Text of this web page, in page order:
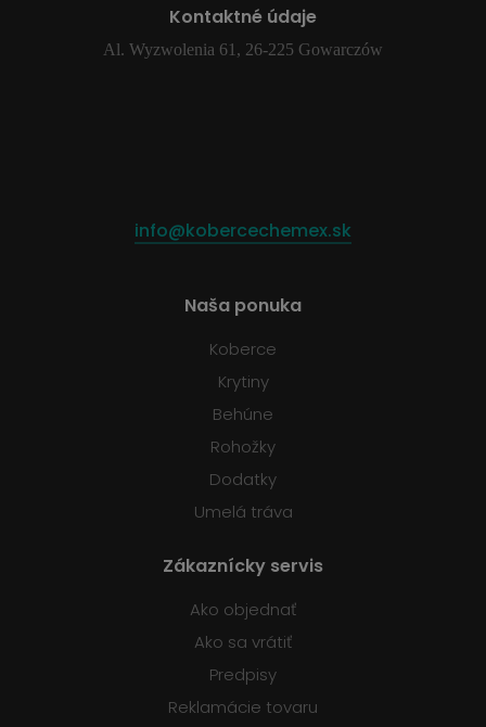
Kontaktné údaje
Al. Wyzwolenia 61, 26-225 Gowarczów
info@kobercechemex.sk
Naša ponuka
Koberce
Krytiny
Behúne
Rohožky
Dodatky
Umelá tráva
Zákaznícky servis
Ako objednať
Ako sa vrátiť
Predpisy
Reklamácie tovaru